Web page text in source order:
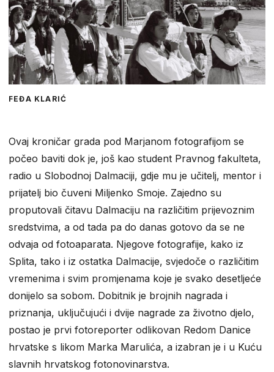
FEĐA KLARIĆ
Ovaj kroničar grada pod Marjanom fotografijom se
počeo baviti dok je, još kao student Pravnog fakulteta,
radio u Slobodnoj Dalmaciji, gdje mu je učitelj, mentor i
prijatelj bio čuveni Miljenko Smoje. Zajedno su
proputovali čitavu Dalmaciju na različitim prijevoznim
sredstvima, a od tada pa do danas gotovo da se ne
odvaja od fotoaparata. Njegove fotografije, kako iz
Splita, tako i iz ostatka Dalmacije, svjedoče o različitim
vremenima i svim promjenama koje je svako desetljeće
donijelo sa sobom. Dobitnik je brojnih nagrada i
priznanja, uključujući i dvije nagrade za životno djelo,
postao je prvi fotoreporter odlikovan Redom Danice
hrvatske s likom Marka Marulića, a izabran je i u Kuću
slavnih hrvatskog fotonovinarstva.